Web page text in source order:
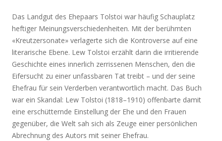
Das Landgut des Ehepaars Tolstoi war häufig Schauplatz
heftiger Meinungsverschiedenheiten. Mit der berühmten
«Kreutzersonate» verlagerte sich die Kontroverse auf eine
literarische Ebene. Lew Tolstoi erzählt darin die irritierende
Geschichte eines innerlich zerrissenen Menschen, den die
Eifersucht zu einer unfassbaren Tat treibt – und der seine
Ehefrau für sein Verderben verantwortlich macht. Das Buch
war ein Skandal: Lew Tolstoi (1818–1910) offenbarte damit
eine erschütternde Einstellung der Ehe und den Frauen
gegenüber, die Welt sah sich als Zeuge einer persönlichen
Abrechnung des Autors mit seiner Ehefrau.